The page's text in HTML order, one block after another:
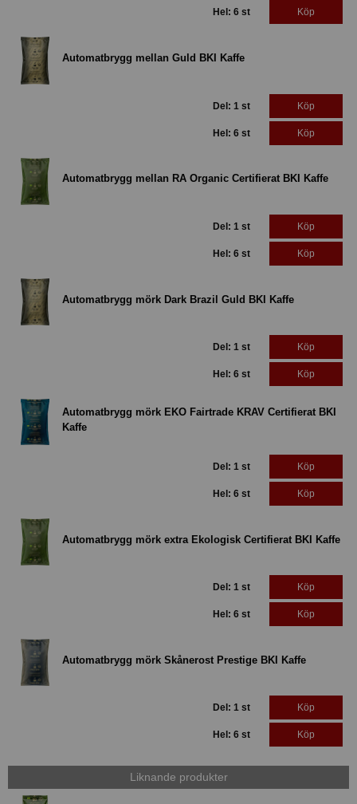
Hel: 6 st Köp
Automatbrygg mellan Guld BKI Kaffe
Del: 1 st Köp
Hel: 6 st Köp
Automatbrygg mellan RA Organic Certifierat BKI Kaffe
Del: 1 st Köp
Hel: 6 st Köp
Automatbrygg mörk Dark Brazil Guld BKI Kaffe
Del: 1 st Köp
Hel: 6 st Köp
Automatbrygg mörk EKO Fairtrade KRAV Certifierat BKI
Kaffe
Del: 1 st Köp
Hel: 6 st Köp
Automatbrygg mörk extra Ekologisk Certifierat BKI Kaffe
Del: 1 st Köp
Hel: 6 st Köp
Automatbrygg mörk Skånerost Prestige BKI Kaffe
Del: 1 st Köp
Hel: 6 st Köp
Liknande produkter